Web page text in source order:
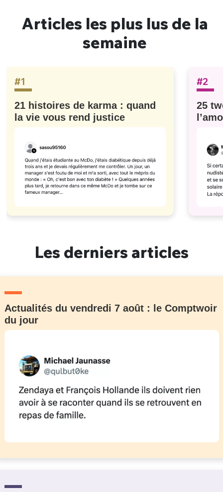
Articles les plus lus de la
semaine
#1
21 histoires de karma : quand
la vie vous rend justice
#2
25
Les derniers articles
Actualités du vendredi 7 août : le Comptwoir
du jour